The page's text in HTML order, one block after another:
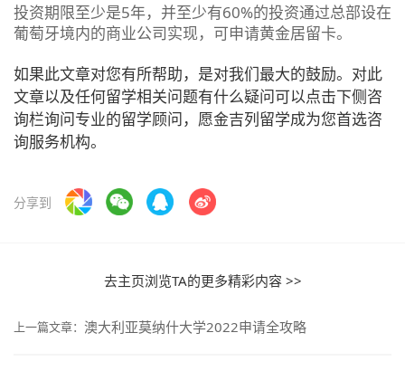
投资期限至少是5年，并至少有60%的投资通过总部设在
葡萄牙境内的商业公司实现，可申请黄金居留卡。
如果此文章对您有所帮助，是对我们最大的鼓励。对此
文章以及任何留学相关问题有什么疑问可以点击下侧咨
询栏询问专业的留学顾问，愿金吉列留学成为您首选咨
询服务机构。
分享到
去主页浏览TA的更多精彩内容 >>
上一篇文章： 澳大利亚莫纳什大学2022申请全攻略